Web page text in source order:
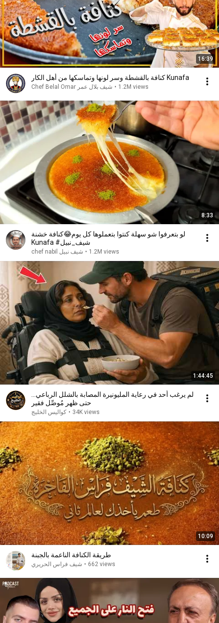
16:39
كنافة بالقشطة وسر لونها وتماسكها من أهل الكار Kunafa
شيف بلال عمر Chef Belal Omar • 1.2M views
8:33
لو بتعرفوا شو سهلة كنتوا بتعملوها كل يوم😂كنافة خشنة
Kunafa #شيف_نبيل
شيف نبيل chef nabil • 1.2M views
1:44:45
لم يرغب أحد في رعاية المليونيرة المصابة بالشلل الرباعي…
حتى ظهر مُوصِّل فقير
كواليس الخليج • 34K views
10:09
طريقة الكنافة الناعمة بالجبنة
شيف فراس الحريري • 662 views